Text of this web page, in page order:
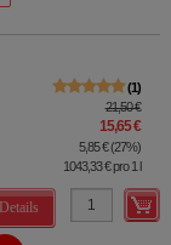
1
21,50 €
15,65 €
5,85 €(27%)
1043,33 €pro 1 l
Details